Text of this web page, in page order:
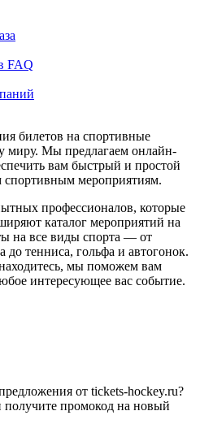
FAQ
билетов на спортивные
миру. Мы предлагаем онлайн-
вам быстрый и простой
мероприятиям.
профессионалов, которые
каталог мероприятий на
на все виды спорта — от
до тенниса, гольфа и автогонок.
мы поможем вам
интересующее вас событие.
от tickets-hockey.ru?
промокод на новый